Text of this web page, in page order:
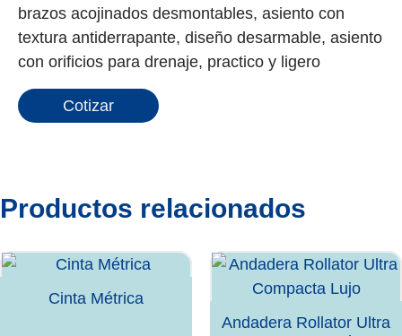
brazos acojinados desmontables, asiento con
textura antiderrapante, diseño desarmable, asiento
con orificios para drenaje, practico y ligero
Cotizar
Productos relacionados
Cinta Métrica
Andadera Rollator Ultra